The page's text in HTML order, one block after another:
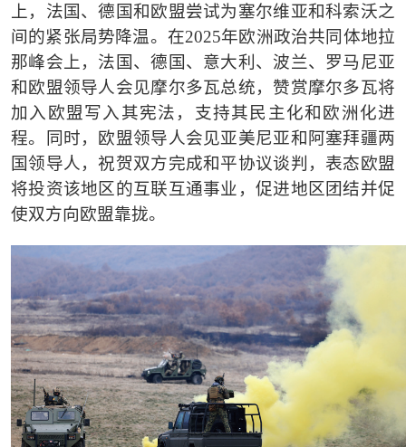
上，法国、德国和欧盟尝试为塞尔维亚和科索沃之
间的紧张局势降温。在2025年欧洲政治共同体地拉
那峰会上，法国、德国、意大利、波兰、罗马尼亚
和欧盟领导人会见摩尔多瓦总统，赞赏摩尔多瓦将
加入欧盟写入其宪法，支持其民主化和欧洲化进
程。同时，欧盟领导人会见亚美尼亚和阿塞拜疆两
国领导人，祝贺双方完成和平协议谈判，表态欧盟
将投资该地区的互联互通事业，促进地区团结并促
使双方向欧盟靠拢。